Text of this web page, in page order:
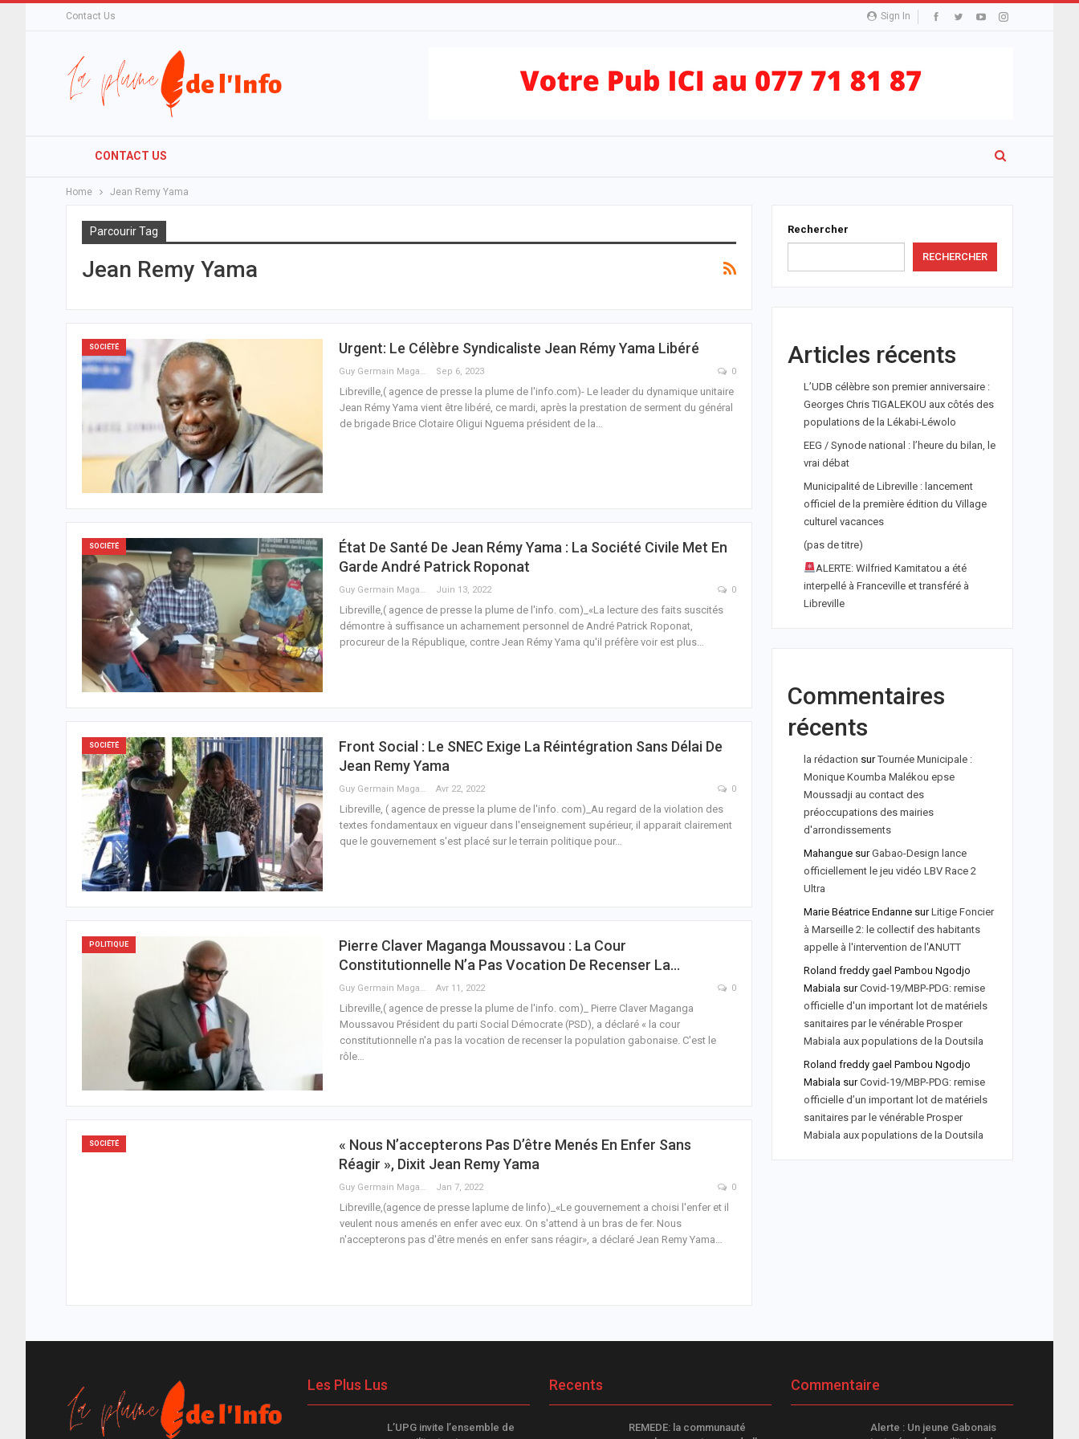
Sign In
Contact Us
CONTACT US
Home Jean Remy Yama
Parcourir Tag
Jean Remy Yama
SOCIÉTÉ Urgent: Le Célèbre Syndicaliste Jean Rémy Yama Libéré
Guy Germain Maganga Nziengui Sep 6, 2023 0
Libreville,( agence de presse la plume de l'info.com)- Le leader du dynamique unitaire
Jean Rémy Yama vient être libéré, ce mardi, après la prestation de serment du général
de brigade Brice Clotaire Oligui Nguema président de la…
SOCIÉTÉ
État De Santé De Jean Rémy Yama : La Société Civile Met En
Garde André Patrick Roponat
Guy Germain Maganga Nziengui Juin 13, 2022 0
Libreville,( agence de presse la plume de l'info. com)_«La lecture des faits suscités
démontre à suffisance un acharnement personnel de André Patrick Roponat,
procureur de la République, contre Jean Rémy Yama qu'il préfère voir est plus…
SOCIÉTÉ
Front Social : Le SNEC Exige La Réintégration Sans Délai De
Jean Remy Yama
Guy Germain Maganga Nziengui Avr 22, 2022 0
Libreville, ( agence de presse la plume de l'info. com)_Au regard de la violation des
textes fondamentaux en vigueur dans l'enseignement supérieur, il apparait clairement
que le gouvernement s'est placé sur le terrain politique pour…
POLITIQUE
Pierre Claver Maganga Moussavou : La Cour
Constitutionnelle N’a Pas Vocation De Recenser La…
Guy Germain Maganga Nziengui Avr 11, 2022 0
Libreville,( agence de presse la plume de l'info. com)_ Pierre Claver Maganga
Moussavou Président du parti Social Démocrate (PSD), a déclaré « la cour
constitutionnelle n'a pas la vocation de recenser la population gabonaise. C'est le
rôle…
SOCIÉTÉ
« Nous N’accepterons Pas D’être Menés En Enfer Sans
Réagir », Dixit Jean Remy Yama
Guy Germain Maganga Nziengui Jan 7, 2022 0
Libreville,(agence de presse laplume de linfo)_«Le gouvernement a choisi l'enfer et il
veulent nous amenés en enfer avec eux. On s'attend à un bras de fer. Nous
n'accepterons pas d'être menés en enfer sans réagir», a déclaré Jean Remy Yama…
Rechercher
RECHERCHER
Articles récents
L’UDB célèbre son premier anniversaire :
Georges Chris TIGALEKOU aux côtés des
populations de la Lékabi-Léwolo
EEG / Synode national : l’heure du bilan, le
vrai débat
Municipalité de Libreville : lancement
officiel de la première édition du Village
culturel vacances
(pas de titre)
ALERTE: Wilfried Kamitatou a été
interpellé à Franceville et transféré à
Libreville
Commentaires
récents
la rédaction surTournée Municipale :
Monique Koumba Malékou epse
Moussadji au contact des
préoccupations des mairies
d'arrondissements
MahanguesurGabao-Design lance
officiellement le jeu vidéo LBV Race 2
Ultra
Marie Béatrice EndannesurLitige Foncier
à Marseille 2: le collectif des habitants
appelle à l'intervention de l'ANUTT
Roland freddy gael Pambou Ngodjo
MabialasurCovid-19/MBP-PDG: remise
officielle d'un important lot de matériels
sanitaires par le vénérable Prosper
Mabiala aux populations de la Doutsila
Roland freddy gael Pambou Ngodjo
MabialasurCovid-19/MBP-PDG: remise
officielle d’un important lot de matériels
sanitaires par le vénérable Prosper
Mabiala aux populations de la Doutsila
Les Plus Lus
L’UPG invite l’ensemble de
Recents
REMEDE: la communauté
Commentaire
Alerte : Un jeune Gabonais